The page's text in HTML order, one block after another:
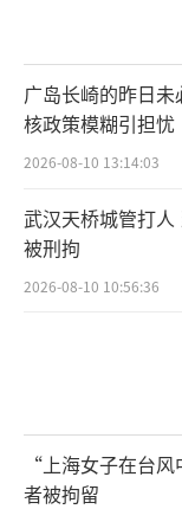
广岛长崎的昨日
核政策模糊引担忧
2026-08-10 13:14:03
武汉天桥城管打人
被刑拘
2026-08-10 10:56:36
“上海女子在台
者被拘留